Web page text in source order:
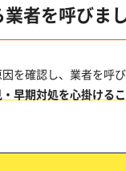
者を呼びま
を確認し、業者を呼
早期対処を心掛ける